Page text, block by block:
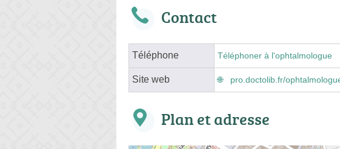
Contact
Téléphone Téléphoner à l'ophtalmologue
Site web pro.doctolib.fr/
Plan et adresse